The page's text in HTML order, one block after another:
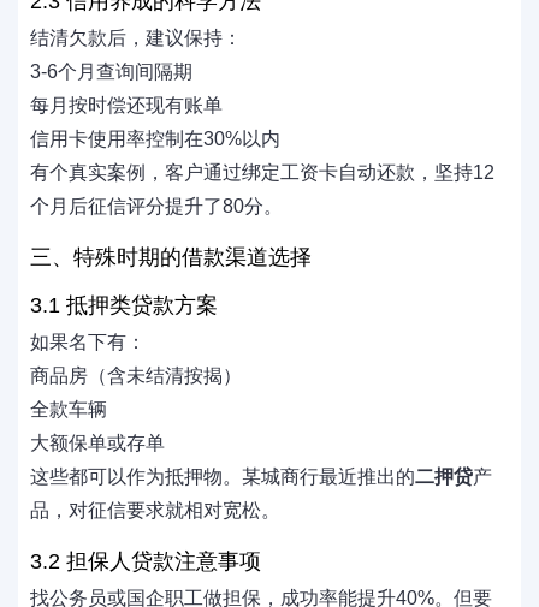
结清欠款后，建议保持：
3-6个月查询间隔期
每月按时偿还现有账单
信用卡使用率控制在30%以内
有个真实案例，客户通过绑定工资卡自动还款，坚持12
个月后征信评分提升了80分。
三、特殊时期的借款渠道选择
3.1 抵押类贷款方案
如果名下有：
商品房（含未结清按揭）
全款车辆
大额保单或存单
这些都可以作为抵押物。某城商行最近推出的二押贷产
品，对征信要求就相对宽松。
3.2 担保人贷款注意事项
找公务员或国企职工做担保，成功率能提升40%。但要